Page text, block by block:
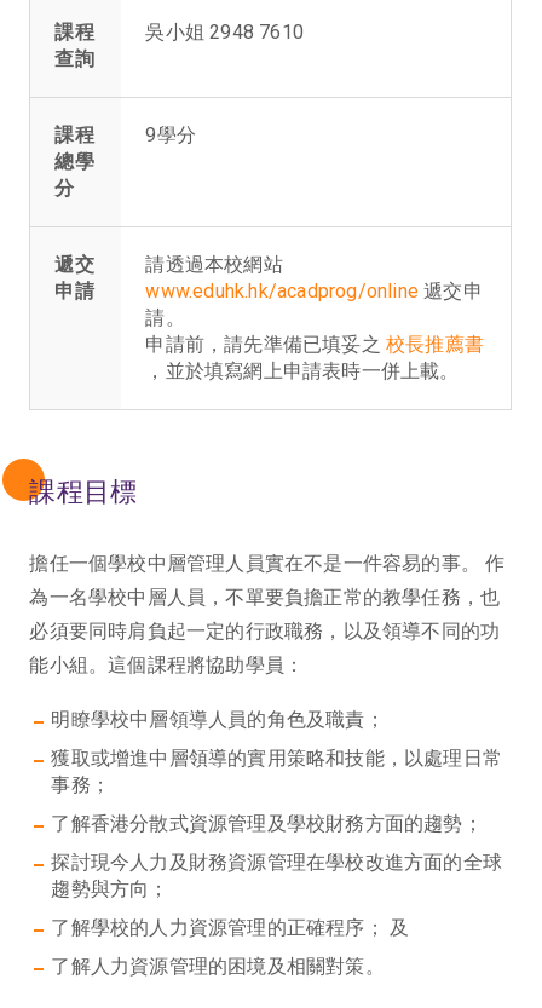
課程
查詢
吳小姐 2948 7610
課程
總學
分
9學分
遞交
申請
請透過本校網站
www.eduhk.hk/acadprog/online 遞交申
請。
申請前，請先準備已填妥之校長推薦書
，並於填寫網上申請表時一併上載。
課程目標
擔任一個學校中層管理人員實在不是一件容易的事。 作
為一名學校中層人員，不單要負擔正常的教學任務，也
必須要同時肩負起一定的行政職務，以及領導不同的功
能小組。這個課程將協助學員：
明瞭學校中層領導人員的角色及職責；
獲取或增進中層領導的實用策略和技能，以處理日常
事務；
了解香港分散式資源管理及學校財務方面的趨勢；
探討現今人力及財務資源管理在學校改進方面的全球
趨勢與方向；
了解學校的人力資源管理的正確程序； 及
了解人力資源管理的困境及相關對策。